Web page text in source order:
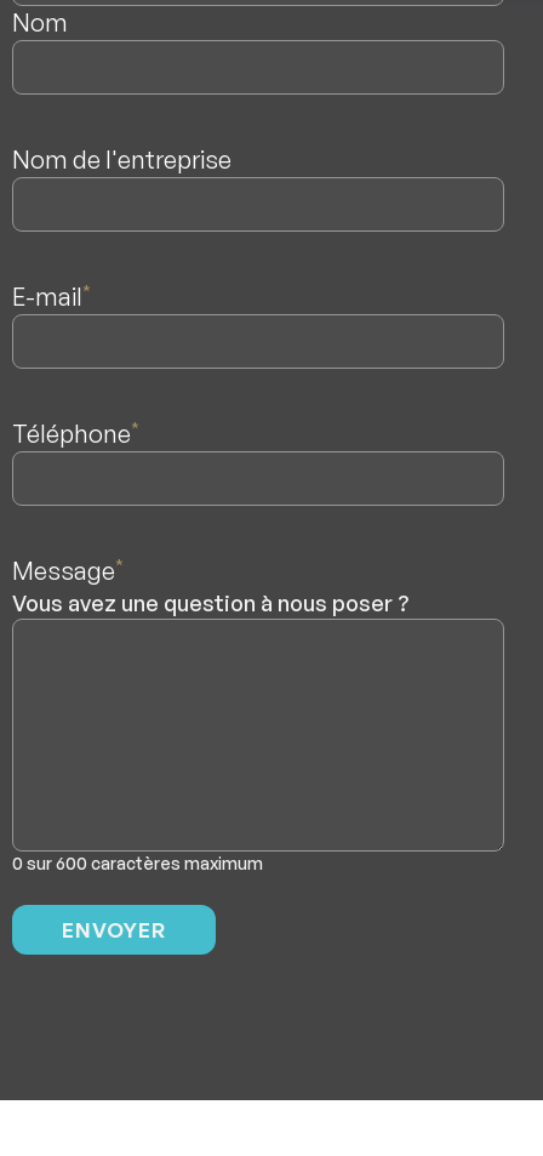
Nom
Nom de l'entreprise
E-mail *
Téléphone*
Message*
Vous avez une question à nous poser ?
0 sur 600 caractères maximum